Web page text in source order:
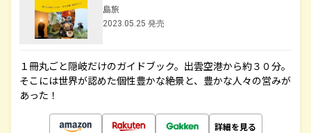
島旅
2023.05.25 発売
１冊丸ごと隠岐だけのガイドブック。出雲空港から約３０分。
そこには世界が認めた個性豊かな絶景と、豊かな人々の営みが
あった！
詳細を見る